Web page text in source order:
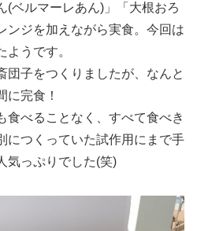
(ベルマーレあん)」「大根おろ
ンジを加えながら実食。今回は
うです。
団子をつくりましたが、なんと
に完食！
食べることなく、すべて食べき
につくっていた試作用にまで手
気っぷりでした(笑)